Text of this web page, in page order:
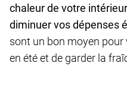
chaleur de votre
diminuer vos dépenses
sont un bon moyen pour
en été et de garder la